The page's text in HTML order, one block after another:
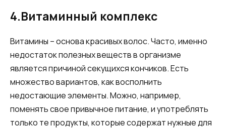
4.Витаминный комплекс
Витамины – основа красивых волос. Часто, именно
недостаток полезных веществ в организме
является причиной секущихся кончиков. Есть
множество вариантов, как восполнить
недостающие элементы. Можно, например,
поменять свое привычное питание, и употреблять
только те продукты, которые содержат нужные для